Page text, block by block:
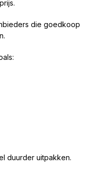
die goedkoop
duurder uitpakken.